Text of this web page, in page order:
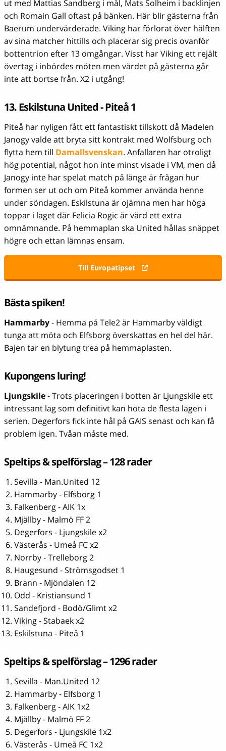
ut med Mattias Sandberg i mål, Mats Solheim i backlinjen
och Romain Gall oftast på bänken. Här blir gästerna från
Baerum undervärderade. Viking har förlorat över hälften
av sina matcher hittills och placerar sig precis ovanför
bottentrion efter 13 omgångar. Visst har Viking ett rejält
övertag i inbördes möten men värdet på gästerna går
inte att bortse från. X2 i utgång!
13. Eskilstuna United - Piteå 1
Piteå har nyligen fått ett fantastiskt tillskott då Madelen
Janogy valde att bryta sitt kontrakt med Wolfsburg och
flytta hem till Damallsvenskan. Anfallaren har otroligt
hög potential, något hon inte minst visade i VM, men då
Janogy inte har spelat match på länge är frågan hur
formen ser ut och om Piteå kommer använda henne
under söndagen. Eskilstuna är ojämna men har höga
toppar i laget där Felicia Rogic är värd ett extra
omnämnande. På hemmaplan ska United hållas snäppet
högre och ettan lämnas ensam.
Till Europatipset
Bästa spiken!
Hammarby- Hemma på Tele2 är Hammarby väldigt
tunga att möta och Elfsborg överskattas en hel del här.
Bajen tar en blytung trea på hemmaplasten.
Kupongens luring!
Ljungskile- Trots placeringen i botten är Ljungskile ett
intressant lag som definitivt kan hota de flesta lagen i
serien. Degerfors fick inte hål på GAIS senast och kan få
problem igen. Tvåan måste med.
Speltips & spelförslag – 128 rader
Sevilla - Man.United 12
Hammarby - Elfsborg 1
Falkenberg - AIK 1x
Mjällby - Malmö FF 2
Degerfors - Ljungskile x2
Västerås - Umeå FC x2
Norrby - Trelleborg 2
Haugesund - Strömsgodset 1
Brann - Mjöndalen 12
Odd - Kristiansund 1
Sandefjord - Bodö/Glimt x2
Viking - Stabaek x2
Eskilstuna - Piteå 1
Speltips & spelförslag – 1296 rader
Sevilla - Man.United 12
Hammarby - Elfsborg 1
Falkenberg - AIK 1x2
Mjällby - Malmö FF 2
Degerfors - Ljungskile 1x2
Västerås - Umeå FC 1x2